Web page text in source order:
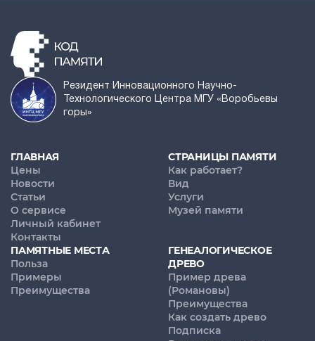
Резидент Инновационного Научно-
Технологического Центра МГУ «Воробьевы
горы»
ГЛАВНАЯ
Цены
Новости
Статьи
О сервисе
Личный кабинет
Контакты
СТРАНИЦЫ ПАМЯТИ
Как работает?
Вид
Услуги
Музей памяти
ПАМЯТНЫЕ МЕСТА
Польза
Примеры
Преимущества
ГЕНЕАЛОГИЧЕСКОЕ
ДРЕВО
Пример древа
(Романовы)
Преимущества
Как создать древо
Подписка